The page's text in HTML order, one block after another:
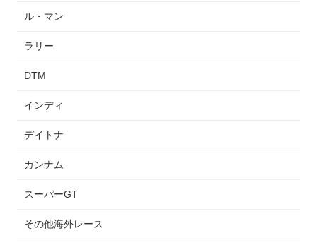
ル・マン
ラリー
DTM
インディ
デイトナ
カンナム
スーパーGT
その他海外レース